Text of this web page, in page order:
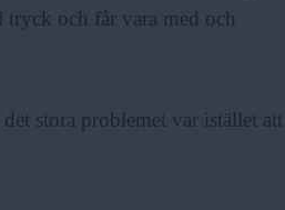
och får vara med och
stora problemet var istället att